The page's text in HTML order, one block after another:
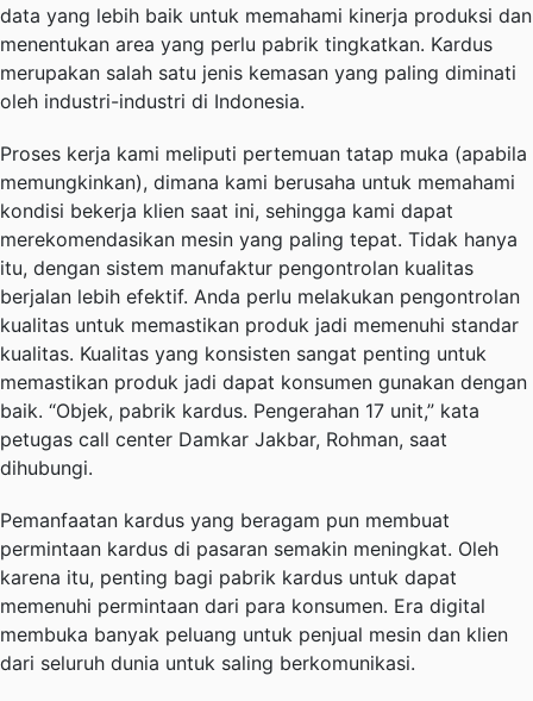
data yang lebih baik untuk memahami kinerja produksi dan
menentukan area yang perlu pabrik tingkatkan. Kardus
merupakan salah satu jenis kemasan yang paling diminati
oleh industri-industri di Indonesia.
Proses kerja kami meliputi pertemuan tatap muka (apabila
memungkinkan), dimana kami berusaha untuk memahami
kondisi bekerja klien saat ini, sehingga kami dapat
merekomendasikan mesin yang paling tepat. Tidak hanya
itu, dengan sistem manufaktur pengontrolan kualitas
berjalan lebih efektif. Anda perlu melakukan pengontrolan
kualitas untuk memastikan produk jadi memenuhi standar
kualitas. Kualitas yang konsisten sangat penting untuk
memastikan produk jadi dapat konsumen gunakan dengan
baik. “Objek, pabrik kardus. Pengerahan 17 unit,” kata
petugas call center Damkar Jakbar, Rohman, saat
dihubungi.
Pemanfaatan kardus yang beragam pun membuat
permintaan kardus di pasaran semakin meningkat. Oleh
karena itu, penting bagi pabrik kardus untuk dapat
memenuhi permintaan dari para konsumen. Era digital
membuka banyak peluang untuk penjual mesin dan klien
dari seluruh dunia untuk saling berkomunikasi.